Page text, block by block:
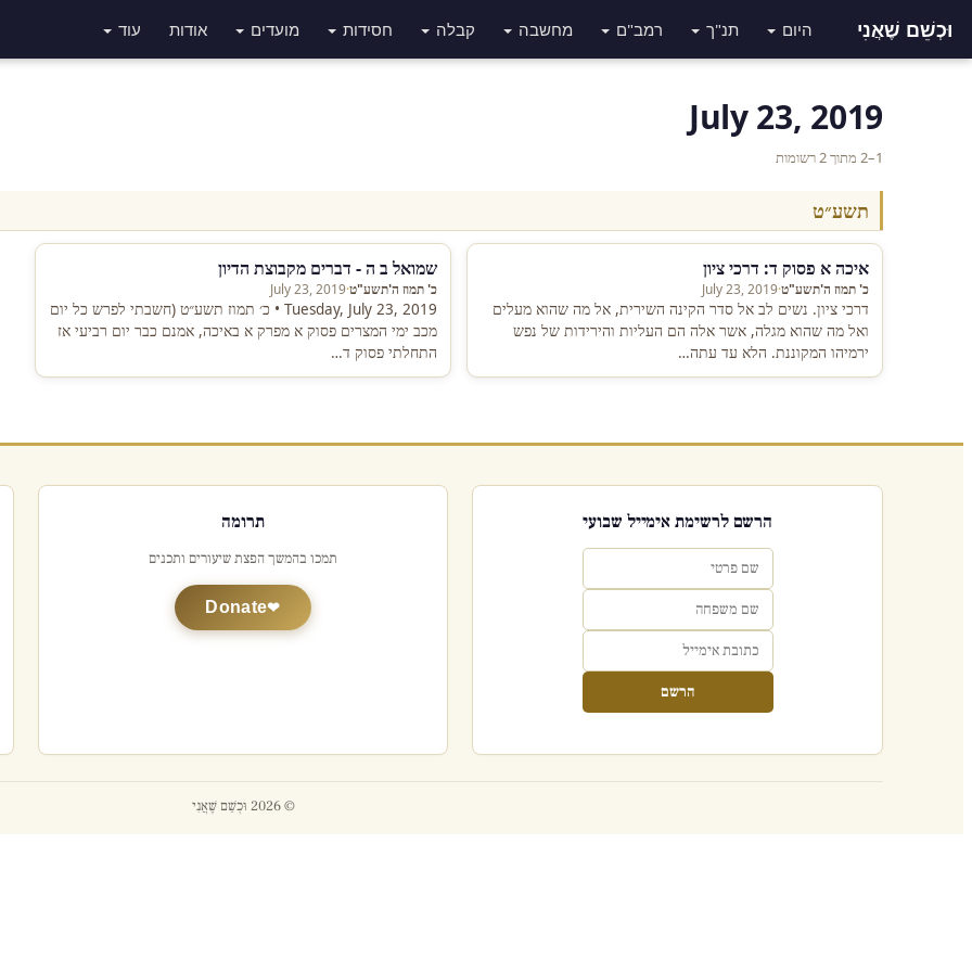
וּכְשֵׁם שֶׁאֲנִי היום תנ"ך רמב"ם מחשבה קבלה חסידות מועדים אודות עוד
July 23, 2019
1–2 מתוך 2 רשומות
תשע״ט
איכה א פסוק ד: דרכי ציון
כ' תמוז ה'תשע"ט·
July 23, 2019
דרכי ציון. נשים לב אל סדר הקינה השירית, אל מה שהוא מעלים
ואל מה שהוא מגלה, אשר אלה הם העליות והירידות של נפש
ירמיהו המקוננת. הלא עד עתה…
שמואל ב ה - דברים מקבוצת הדיון
כ' תמוז ה'תשע"ט·
July 23, 2019
Tuesday, July 23, 2019 • כ׳ תמוז תשע״ט (חשבתי לפרש כל יום
מכב ימי המצרים פסוק א מפרק א באיכה, אמנם כבר יום רביעי אז
התחלתי פסוק ד…
הרשם לרשימת אימייל שבועי
הרשם
תרומה
תמכו בהמשך הפצת שיעורים ותכנים
Donate
© 2026 וּכְשֵׁם שֶׁאֲנִי